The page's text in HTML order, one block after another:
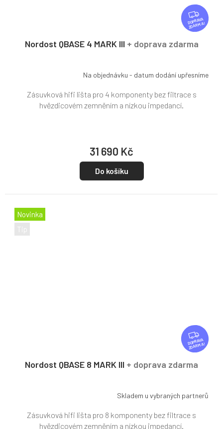
Z
D
A
ZDARMA
Nordost QBASE 4 MARK III + doprava zdarma
Na objednávku - datum dodání upřesníme
31 690 Kč
Do košíku
Zásuvková hifi lišta pro 4 komponenty bez filtrace s
hvězdicovém zemněním a nízkou impedancí.
Novinka
Tip
Z
D
A
ZDARMA
Nordost QBASE 8 MARK III + doprava zdarma
Skladem u vybraných partnerů
Zásuvková hifi lišta pro 8 komponenty bez filtrace s
hvězdicovém zemněním a nízkou impedancí.